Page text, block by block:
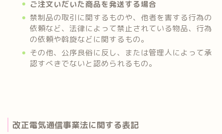
ご注文いだいた商品を発送する場合
禁制品の取引に関するものや、他者を害する行為の
依頼など、法律によって禁止されている物品、行為
の依頼や斡旋などに関するもの。
その他、公序良俗に反し、または管理人によって承
認すべきでないと認められるもの。
改正電気通信事業法に関する表記